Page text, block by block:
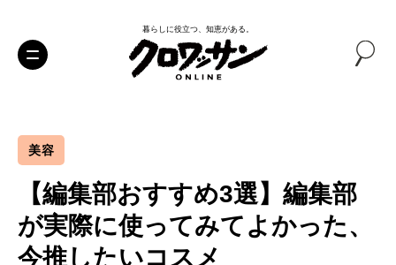
暮らしに役立つ、知恵がある。
美容
【編集部おすすめ3選】編集部
が実際に使ってみてよかった、
今推したいコスメ